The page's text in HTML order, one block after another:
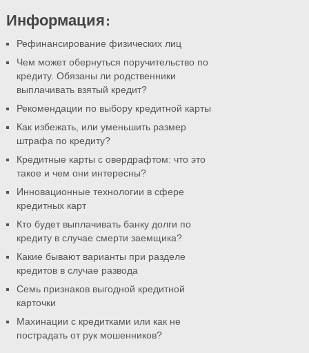
Информация:
Рефинансирование физических лиц
Чем может обернуться поручительство по
кредиту. Обязаны ли родственники
выплачивать взятый кредит?
Рекомендации по выбору кредитной карты
Как избежать, или уменьшить размер
штрафа по кредиту?
Кредитные карты с овердрафтом: что это
такое и чем они интересны?
Инновационные технологии в сфере
кредитных карт
Кто будет выплачивать банку долги по
кредиту в случае смерти заемщика?
Какие бывают варианты при разделе
кредитов в случае развода
Семь признаков выгодной кредитной
карточки
Махинации с кредитками или как не
пострадать от рук мошенников?